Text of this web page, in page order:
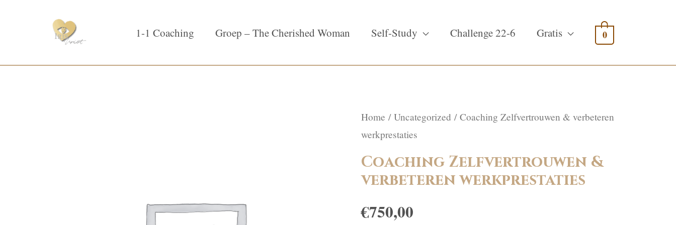
1-1 Coaching Groep – The Cherished Woman Self-Study Challenge 22-6 Gratis 0
Home / Uncategorized / Coaching Zelfvertrouwen & verbeteren
werkprestaties
Coaching Zelfvertrouwen &
verbeteren werkprestaties
€750,00